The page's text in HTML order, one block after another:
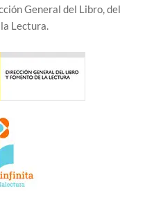
General del Libro, del
Lectura.